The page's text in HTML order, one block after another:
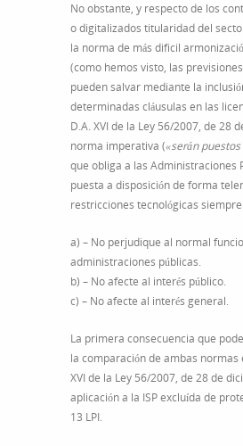
No obstante, y respecto de los
o digitalizados titularidad del
la norma de más dificil
(como hemos visto, las
pueden salvar mediante la
determinadas cláusulas en las
D.A. XVI de la Ley 56/2007, de 28
norma imperativa («serán
que obliga a las Administraciones
puesta a disposición de forma
restricciones tecnológicas
a) – No perjudique al normal
administraciones públicas.
b) – No afecte al interés público.
c) – No afecte al interés general.
La primera consecuencia que
la comparación de ambas normas
XVI de la Ley 56/2007, de 28 de
aplicación a la ISP excluída de
13 LPI.